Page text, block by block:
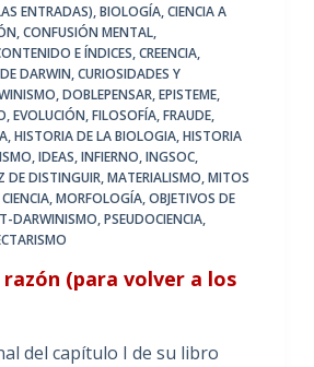
ENTRADAS),BIOLOGÍA,CIENCIA A
,CONFUSIÓN MENTAL,
E ÍNDICES,CREENCIA,
DARWIN,CURIOSIDADES Y
,DOBLEPENSAR,EPISTEME,
,EVOLUCIÓN,FILOSOFÍA,FRAUDE,
,HISTORIA DE LA BIOLOGIA,HISTORIA
,IDEAS,INFIERNO,INGSOC,
DE DISTINGUIR,MATERIALISMO,MITOS
,MORFOLOGÍA,OBJETIVOS DE
DARWINISMO,PSEUDOCIENCIA,
razón (para volver a los
capítulo I de su libro